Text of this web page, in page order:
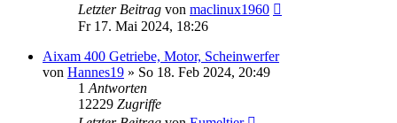
Letzter Beitrag von maclinux1960
Fr 17. Mai 2024, 18:26
Aixam 400 Getriebe, Motor, Scheinwerfer
von Hannes19 » So 18. Feb 2024, 20:49
1Antworten
12229 Zugriffe